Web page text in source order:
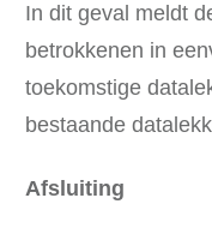
In dit geval meldt
betrokkenen in
toekomstige
bestaande
Afsluiting